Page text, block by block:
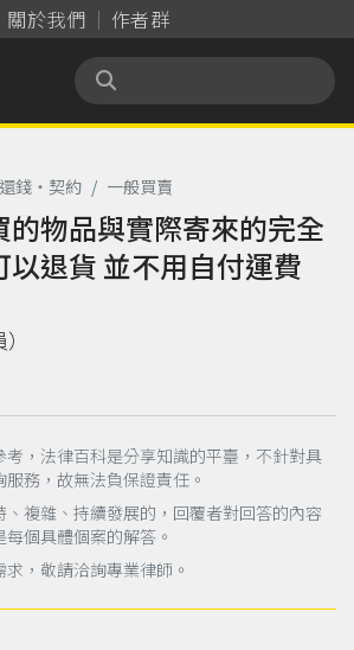
關於我們 作者群
錢‧契約 / 一般買賣
的物品與實際寄來的完全
以退貨 並不用自付運費
考，法律百科是分享知識的平臺，不針對具
務，故無法負保證責任。
、複雜、持續發展的，回覆者對回答的內容
個具體個案的解答。
，敬請洽詢專業律師。